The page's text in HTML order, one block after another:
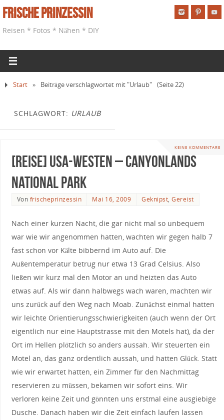
Frische Prinzessin
Reisen * Fotos * Nähen * DIY
Start » Beiträge verschlagwortet mit "Urlaub" (Seite 22)
SCHLAGWORT: URLAUB
KEINE KOMMENTARE
[Reise] USA-Westen – Canyonlands
National Park
Von frischeprinzessin Mai 16, 2009 Geknipst,Gereist
Nach einer kurzen Nacht, die gar nicht mal so unbequem
war wie wir angenommen hatten, wachten wir gegen halb 7
fast schon vor Kälte bibbernd im Auto auf. Die
Außentemperatur betrug nur etwa 13 Grad Celsius. Also
ließen wir kurz mal den Motor an und heizten das Auto
etwas auf. Als wir dann halbwegs wach waren, machten wir
uns zurück auf den Weg nach Moab. Zunächst einmal hatten
wir leichte Orientierungsschwierigkeiten (auch wenn der Ort
eigentlich nur eine Hauptstrasse mit den Motels hat), da der
Ort im Hellen plötzlich so anders aussah. Wir steuerten ein
Motel an, das ganz ordentlich aussah, und hatten Glück. Statt
wie wir erwartet hatten, ein Zimmer für den Nachmittag
reservieren zu müssen, bekamen wir sofort eins. Wir
verloren keine Zeit und gönnten uns erstmal eine ausgiebige
Dusche. Danach haben wir die Zeit einfach laufen lassen